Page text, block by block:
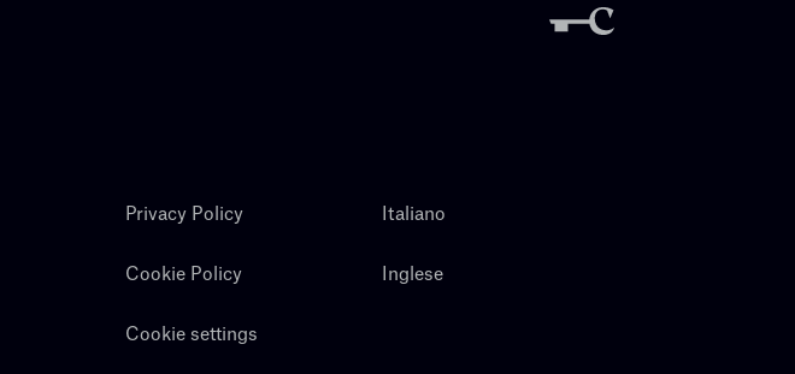
Privacy Policy
Cookie Policy
Cookie settings
Italiano
Inglese